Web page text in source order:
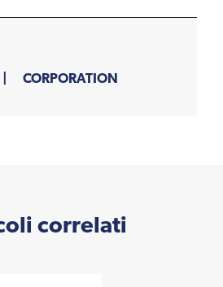
CORPORATION
correlati